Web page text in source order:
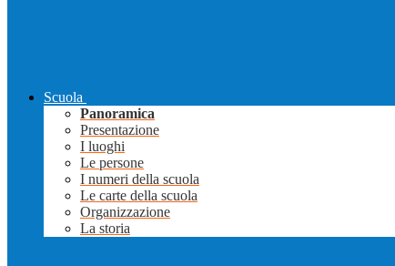
Scuola
Panoramica
Presentazione
I luoghi
Le persone
I numeri della scuola
Le carte della scuola
Organizzazione
La storia